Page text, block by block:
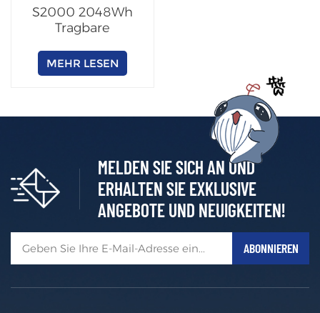
S2000 2048Wh
Tragbare
MEHR LESEN
MELDEN SIE SICH AN UND
ERHALTEN SIE EXKLUSIVE
ANGEBOTE UND NEUIGKEITEN!